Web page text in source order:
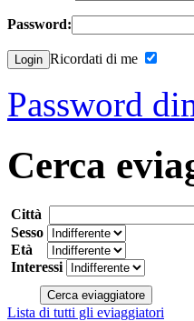
Password:
Ricordati di me
Password
Cerca
Città
Sesso
Età
Interessi
Lista di tutti gli eviaggiatori